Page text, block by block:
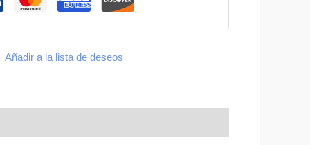
Añadir a la lista de deseos